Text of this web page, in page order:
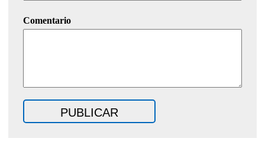
Comentario